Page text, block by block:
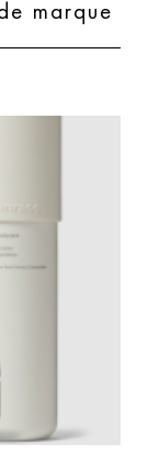
marque